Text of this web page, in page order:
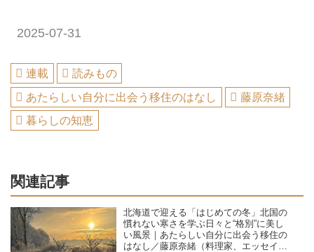
2025-07-31
連載
読みもの
あたらしい自分に出会う移住のはなし
藤原奈緒
暮らしの知恵
関連記事
北海道で迎える「はじめての冬」北国の
慣れない寒さを学ぶ日々と“格別”に美し
い風景｜あたらしい自分に出会う移住の
はなし／藤原奈緒（料理家、エッセイス